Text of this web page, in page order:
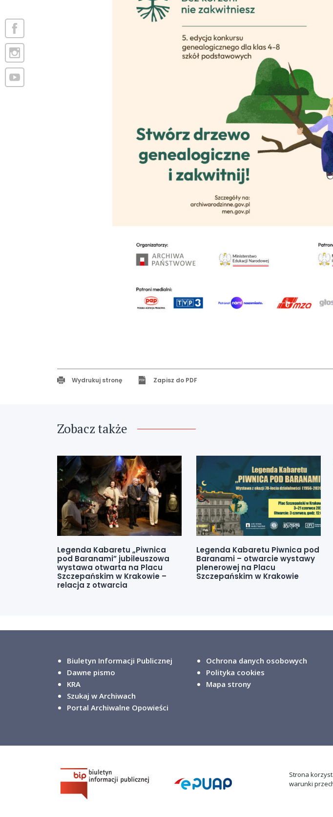
Wydrukuj stronę Zapisz do PDF
Zobacz także
Legenda Kabaretu „Piwnica
pod Baranami” jubileuszowa
wystawa otwarta na Placu
Szczepańskim w Krakowie –
relacja z otwarcia
Legenda Kabaretu Piwnica pod
Baranami – otwarcie wystawy
plenerowej na Placu
Szczepańskim w Krakowie
Biuletyn Informacji Publicznej
Dawne pismo
KRA
Szukaj w Archiwach
Portal Archiwalne Opowieści
Ochrona danych osobowych
Polityka cookies
Mapa strony
Strona
warunki